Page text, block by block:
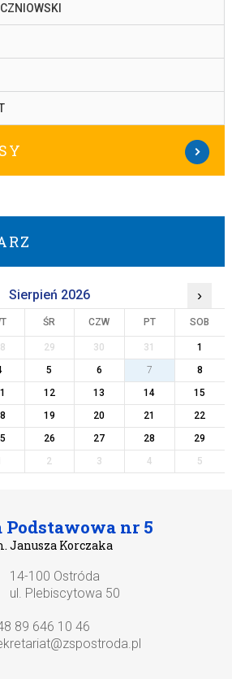
Sierpień 2026 ›
ŚR CZW PT SOB
29 30 31
1
5 6 7
8
12 13 14
15
19 20 21
22
26 27 28
29
2 3 4 5
Podstawowa nr 5
Janusza Korczaka
Adres pocztowy:
14-100 Ostróda
ul. Plebiscytowa 50
89 646 10 46